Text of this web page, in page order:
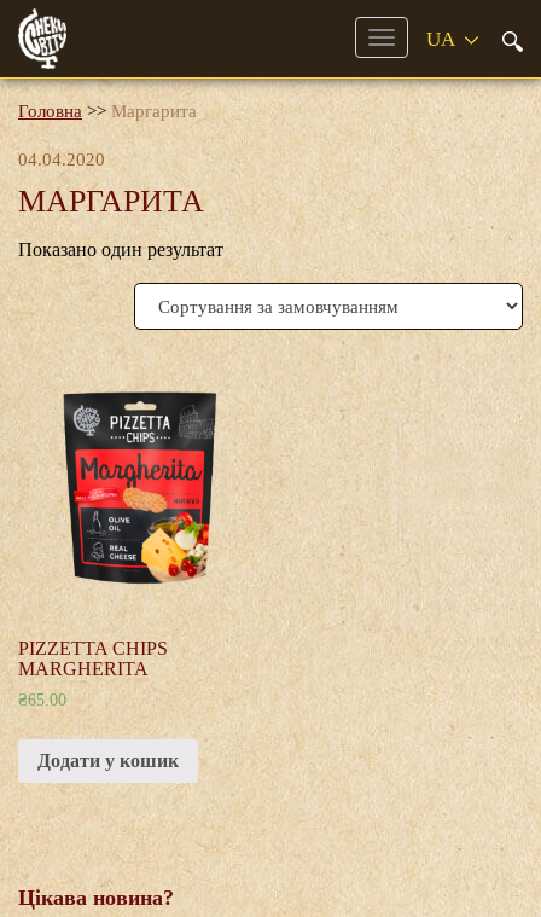
Mobile
Головна>> Маргарита
04.04.2020
МАРГАРИТА
Показано один результат
PIZZETTA CHIPS
MARGHERITA
₴65.00
Додати у кошик
Цікава новина?